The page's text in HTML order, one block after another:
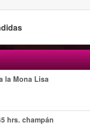
la Mona Lisa
hrs. champán